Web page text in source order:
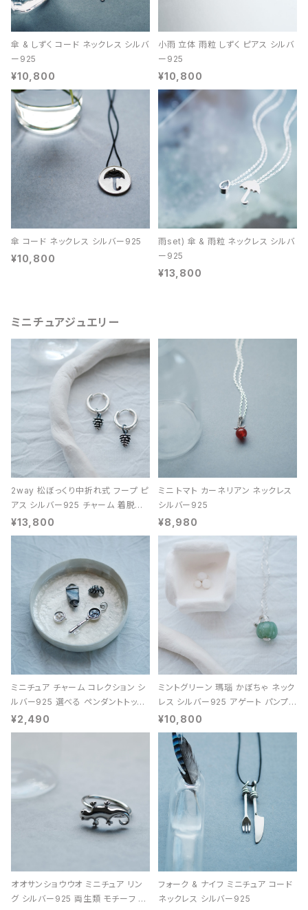
傘 & しずく コード ネックレス シルバ
ー925
¥10,800
小雨 立体 雨粒 しずく ピアス シルバ
ー925
¥10,800
傘 コード ネックレス シルバー925
¥10,800
雨set) 傘 & 雨粒 ネックレス シルバ
ー925
¥13,800
ミニチュアジュエリー
2way 松ぼっくり中折れ式 フープ ピ
アス シルバー925 チャーム 着脱可
能 レディース ユニセックス
¥13,800
ミニ トマト カーネリアン ネックレス
シルバー925
¥8,980
ミニチュア チャーム コレクション シ
ルバー925 選べる ペンダントトップ
レディース ユニセックス
¥2,490
ミントグリーン 瑪瑙 かぼちゃ ネック
レス シルバー925 アゲート パンプキ
ン 天然石 レディース
¥10,800
オオサンショウウオ ミニチュア リン
グ シルバー925 両生類 モチーフ レ
フォーク & ナイフ ミニチュア コード
ネックレス シルバー925